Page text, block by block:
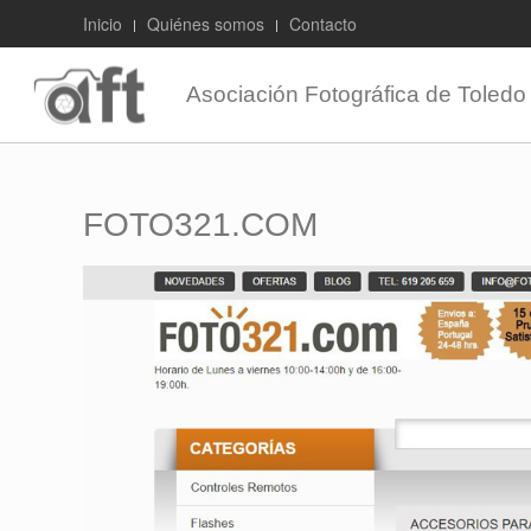
Inicio Quiénes somos Contacto
Asociación Fotográfica de Toledo
FOTO321.COM